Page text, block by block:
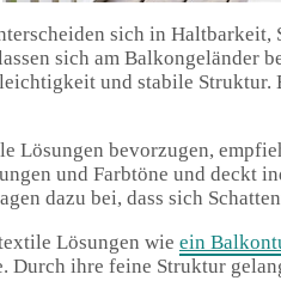
sich in
sich am Balkongeländer
und stabile
Lösungen bevorzugen,
und Farbtöne und deckt
dazu bei, dass sich
Lösungen wie ein
Durch ihre feine Struktur